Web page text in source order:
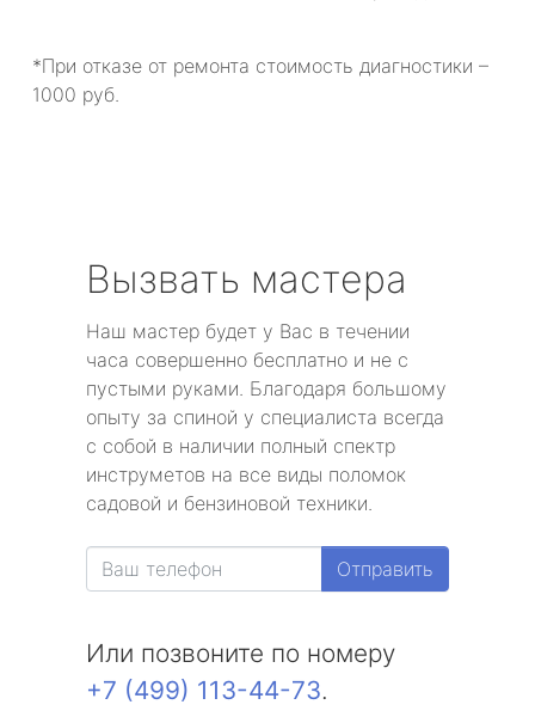
*При отказе от ремонта стоимость диагностики –
1000 руб.
Вызвать мастера
Наш мастер будет у Вас в течении
часа совершенно бесплатно и не с
пустыми руками. Благодаря большому
опыту за спиной у специалиста всегда
с собой в наличии полный спектр
инструметов на все виды поломок
садовой и бензиновой техники.
Отправить
Или позвоните по номеру
+7 (499) 113-44-73.